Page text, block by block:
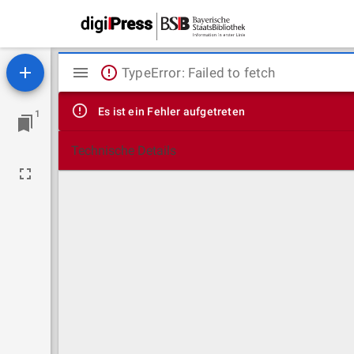
1
Mirador
Viewer
TypeError: Failed to fetch
Es ist ein Fehler aufgetreten
Technische Details